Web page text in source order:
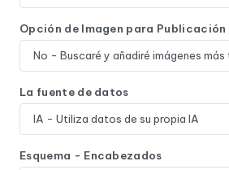
Opción de Imagen para Publicación
La fuente de datos
Esquema - Encabezados